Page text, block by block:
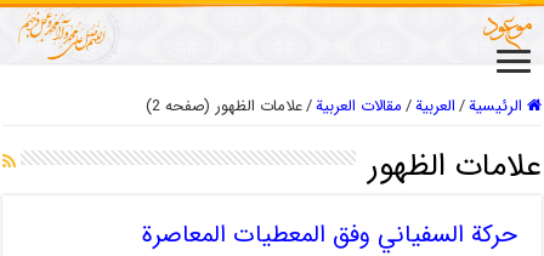
الرئيسية/العربیة/مقالات العربیة/علامات الظهور (صفحه 2)
علامات الظهور
حركة السفياني وفق المعطيات المعاصرة